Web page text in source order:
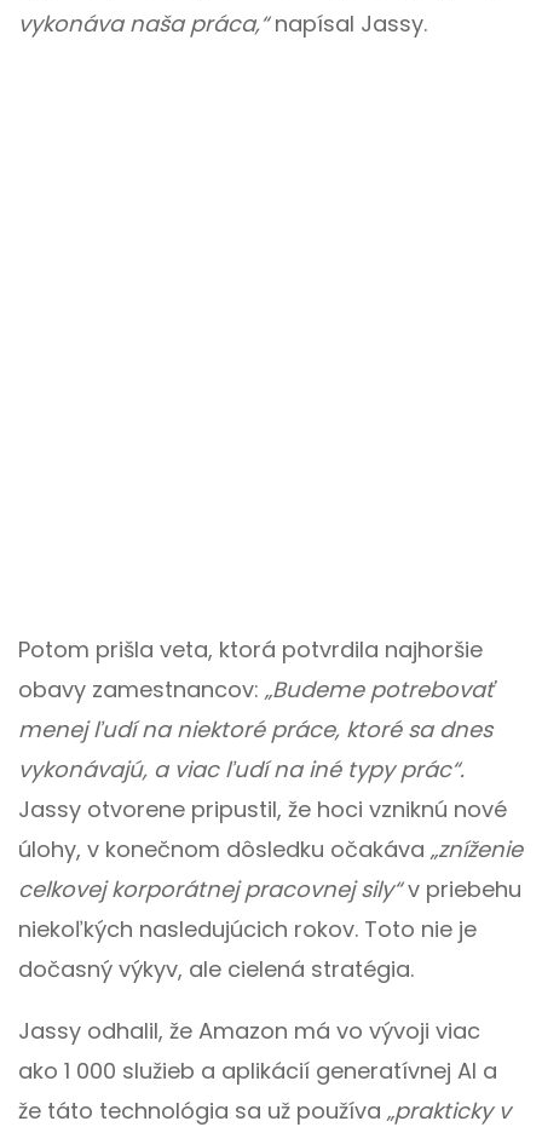
vykonáva naša práca,“napísal Jassy.
Potom prišla veta, ktorá potvrdila najhoršie
obavy zamestnancov: „Budeme potrebovať
menej ľudí na niektoré práce, ktoré sa dnes
vykonávajú, a viac ľudí na iné typy prác“.
Jassy otvorene pripustil, že hoci vzniknú nové
úlohy, v konečnom dôsledku očakáva „zníženie
celkovej korporátnej pracovnej sily“v priebehu
niekoľkých nasledujúcich rokov. Toto nie je
dočasný výkyv, ale cielená stratégia.
Jassy odhalil, že Amazon má vo vývoji viac
ako 1 000 služieb a aplikácií generatívnej AI a
že táto technológia sa už používa „prakticky v